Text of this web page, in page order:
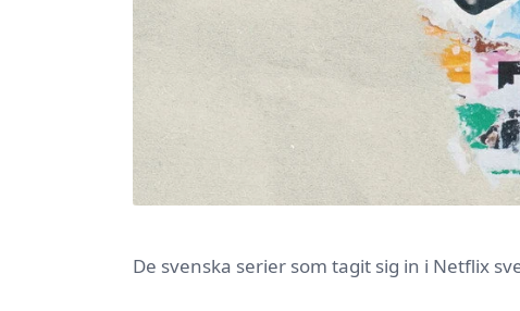
De svenska serier som tagit sig in i Netflix